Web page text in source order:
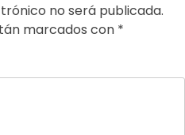
no será publicada.
marcados con *